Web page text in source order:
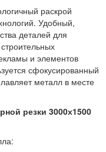
раскрой
Удобный,
деталей для
и элементов
сфокусированный
металл в месте
резки 3000х1500